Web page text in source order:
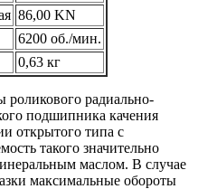
86,00 KN
6200 об./мин.
0,63 кг
роликового радиально-
подшипника качения
открытого типа с
такого значительно
маслом. В случае
максимальные обороты